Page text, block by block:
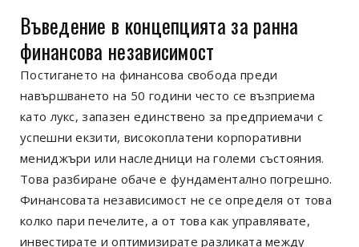
Въведение в концепцията за ранна
финансова независимост
Постигането на финансова свобода преди
навършването на 50 години често се възприема
като лукс, запазен единствено за предприемачи с
успешни екзити, високоплатени корпоративни
мениджъри или наследници на големи състояния.
Това разбиране обаче е фундаментално погрешно.
Финансовата независимост не се определя от това
колко пари печелите, а от това как управлявате,
инвестирате и оптимизирате разликата между